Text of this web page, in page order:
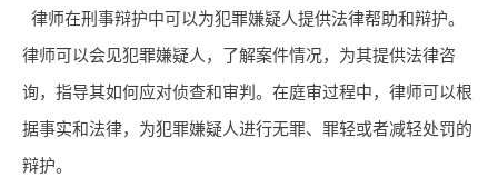
律师在刑事辩护中可以为犯罪嫌疑人提供法律帮助和辩护。
律师可以会见犯罪嫌疑人，了解案件情况，为其提供法律咨
询，指导其如何应对侦查和审判。在庭审过程中，律师可以根
据事实和法律，为犯罪嫌疑人进行无罪、罪轻或者减轻处罚的
辩护。